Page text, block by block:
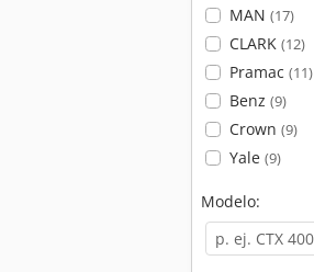
MAN (17)
CLARK (12)
Pramac (11)
Benz (9)
Crown (9)
Yale (9)
Modelo: